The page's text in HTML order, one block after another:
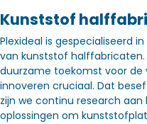
Kunststof
Plexideal is gespecialiseerd
van kunststof
duurzame toekomst voor de
innoveren cruciaal. Dat
zijn we continu research
oplossingen om